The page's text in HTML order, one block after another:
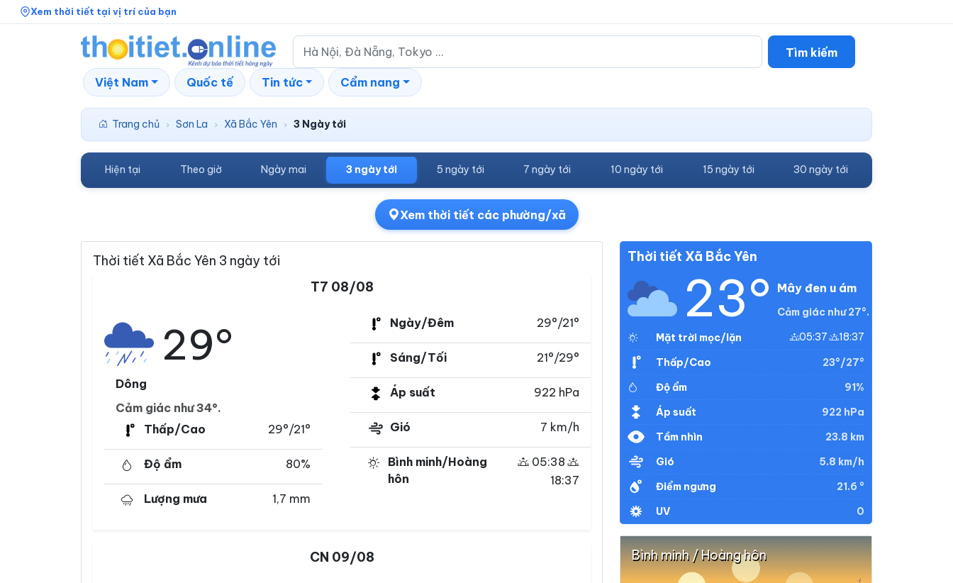
Xem thời tiết tại vị trí của bạn
Tìm kiếm
Việt Nam Quốc tế Tin tức Cẩm nang
Trang chủ › Sơn La › Xã Bắc Yên › 3 Ngày tới
Hiện tại Theo giờ Ngày mai 3 ngày tới 5 ngày tới 7 ngày tới 10 ngày tới 15 ngày tới 30 ngày tới
Xem thời tiết các phường/xã
Thời tiết Xã Bắc Yên 3 ngày tới
T7 08/08
29°
Dông
Cảm giác như 34°.
Thấp/Cao
29°/21°
Độ ẩm 80%
Lượng mưa 1,7 mm
Ngày/Đêm 29°/21°
Sáng/Tối 21°/29°
Áp suất 922 hPa
Gió 7 km/h
Bình minh/Hoàng
hôn
05:38
18:37
CN 09/08
Thời tiết Xã Bắc Yên
23° Mây đen u ám
Cảm giác như 27°.
Mặt trời mọc/lặn
05:37 18:37
Thấp/Cao
23°/27°
Độ ẩm
91%
Áp suất
922 hPa
Tầm nhìn
23.8 km
Gió
5.8 km/h
Điểm ngưng
21.6 °
UV
0
Bình minh / Hoàng hôn